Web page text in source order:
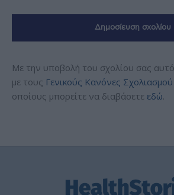
Με την υποβολή του σχολίου σας
με τους Γενικούς Κανόνες
οποίους μπορείτε να διαβάσετε εδώ.